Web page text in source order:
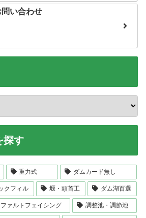
問い合わせ
探す
重力式 ダムカード無し
クフィル 堰・頭首工 ダム湖百選
ァルトフェイシング 調整池・調節池